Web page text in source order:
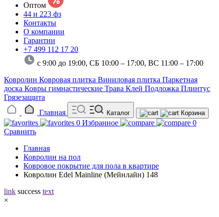
Оптом
44 и 223 фз
Контакты
О компании
Гарантии
+7 499 112 17 20
с 9:00 до 19:00, СБ 10:00 – 17:00, ВС 11:00 – 17:00
Ковролин Ковровая плитка Виниловая плитка Паркетная
доска Ковры гимнастические Трава Клей Подложка Плинтус
Грязезащита
Главная
Каталог Корзина
0 Избранное
0
Сравнить
Главная
Ковролин на пол
Ковровое покрытие для пола в квартире
Ковролин Edel Mainline (Мейнлайн) 148
link success text
×